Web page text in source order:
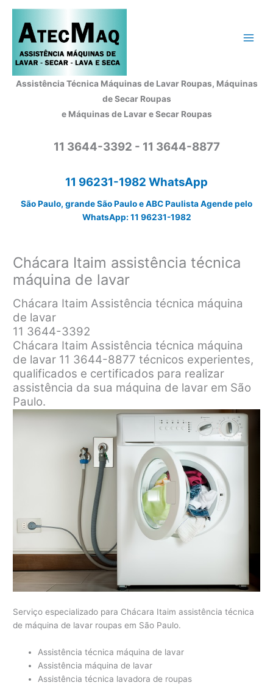
Assistência Técnica Máquinas de Lavar Roupas, Máquinas
de Secar Roupas
e Máquinas de Lavar e Secar Roupas
11 3644-3392 - 11 3644-8877
11 96231-1982 WhatsApp
São Paulo, grande São Paulo e ABC Paulista Agende pelo
WhatsApp: 11 96231-1982
Chácara Itaim assistência técnica
máquina de lavar
Chácara Itaim Assistência técnica máquina
de lavar
11 3644-3392
Chácara Itaim Assistência técnica máquina
de lavar 11 3644-8877 técnicos experientes,
qualificados e certificados para realizar
assistência da sua máquina de lavar em São
Paulo.
Serviço especializado para Chácara Itaim assistência técnica
de máquina de lavar roupas em São Paulo.
Assistência técnica máquina de lavar
Assistência máquina de lavar
Assistência técnica lavadora de roupas